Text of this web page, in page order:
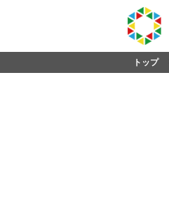
トップ